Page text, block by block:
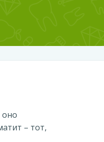
оно
– тот,